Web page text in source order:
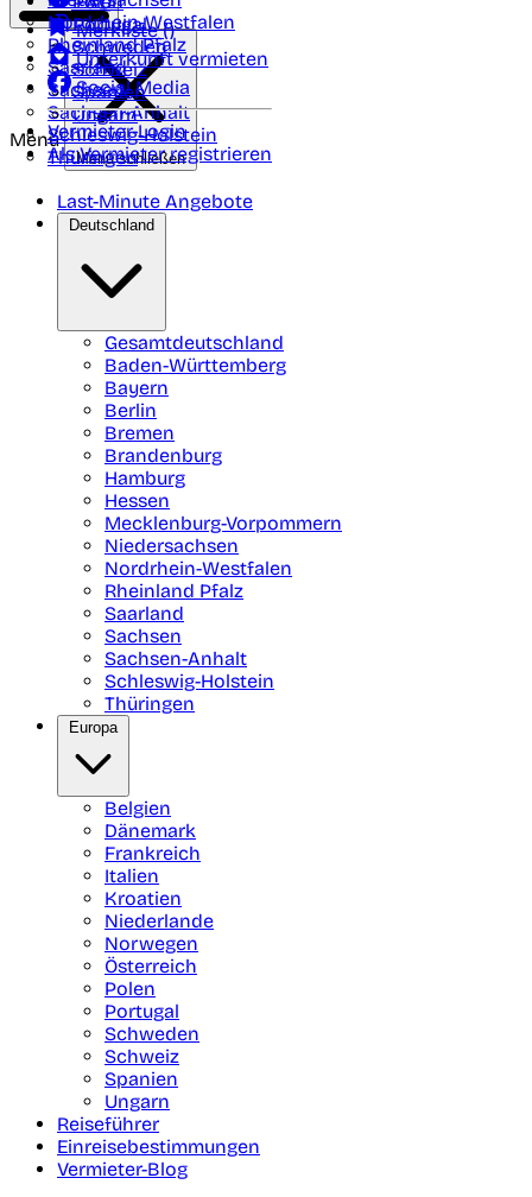
Nordrhein-Westfalen
Rheinland Pfalz
Saarland
Sachsen
Sachsen-Anhalt
Schleswig-Holstein
Thüringen
Portugal
Schweden
Schweiz
Spanien
Ungarn
Merkliste ()
Unterkunft vermieten
Social Media
Vermieter-Login
Als Vermieter registrieren
Menü
Menü schließen
Last-Minute Angebote
Deutschland
Gesamtdeutschland
Baden-Württemberg
Bayern
Berlin
Bremen
Brandenburg
Hamburg
Hessen
Mecklenburg-Vorpommern
Niedersachsen
Nordrhein-Westfalen
Rheinland Pfalz
Saarland
Sachsen
Sachsen-Anhalt
Schleswig-Holstein
Thüringen
Europa
Belgien
Dänemark
Frankreich
Italien
Kroatien
Niederlande
Norwegen
Österreich
Polen
Portugal
Schweden
Schweiz
Spanien
Ungarn
Reiseführer
Einreisebestimmungen
Vermieter-Blog